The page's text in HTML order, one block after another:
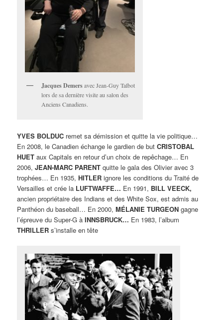
Jacques Demersavec Jean-Guy Talbot
lors de sa dernière visite au salon des
Anciens Canadiens.
YVES BOLDUC remet sa démission et quitte la vie politique…
En 2008, le Canadien échange le gardien de butCRISTOBAL
HUET aux Capitals en retour d’un choix de repêchage… En
2006,JEAN-MARC PARENT quitte le gala des Olivier avec 3
trophées… En 1935,HITLER ignore les conditions du Traité de
Versailles et crée la LUFTWAFFE… En 1991, BILL VEECK,
ancien propriétaire des Indians et des White Sox, est admis au
Panthéon du baseball… En 2000,MÉLANIE TURGEON gagne
l’épreuve du Super-G àINNSBRUCK… En 1983, l’album
THRILLER s’installe en tête